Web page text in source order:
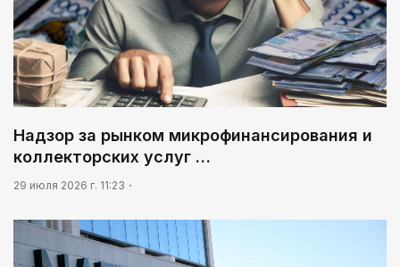
Надзор за рынком микрофинансирования и
коллекторских услуг …
29 июля 2026 г. 11:23